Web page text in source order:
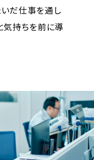
だ仕事を通し
気持ちを前に導